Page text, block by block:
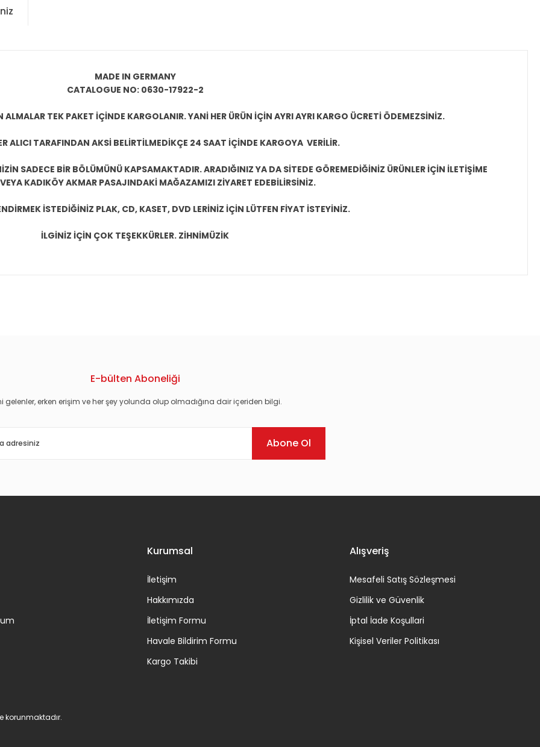
MADE IN GERMANY
CATALOGUE NO: 0630-17922-2
TEK PAKET İÇİNDE KARGOLANIR. YANİ HER ÜRÜN İÇİN AYRI AYRI KARGO ÜCRETİ ÖDEMEZSİNİZ.
ALICI TARAFINDAN AKSİ BELİRTİLMEDİKÇE 24 SAAT İÇİNDE KARGOYA VERİLİR.
SADECE BİR BÖLÜMÜNÜ KAPSAMAKTADIR. ARADIĞINIZ YA DA SİTEDE GÖREMEDİĞİNİZ ÜRÜNLER İÇİN İLETİŞİME
KADIKÖY AKMAR PASAJINDAKİ MAĞAZAMIZI ZİYARET EDEBİLİRSİNİZ.
İSTEDİĞİNİZ PLAK, CD, KASET, DVD LERİNİZ İÇİN LÜTFEN FİYAT İSTEYİNİZ.
İLGİNİZ İÇİN ÇOK TEŞEKKÜRLER. ZİHNİMÜZİK
E-bülten Aboneliği
gelenler, erken erişim ve her şey yolunda olup olmadığına dair içeriden bilgi.
Abone Ol
Kurumsal
İletişim
Hakkımızda
İletişim Formu
Havale Bildirim Formu
Kargo Takibi
Alışveriş
Mesafeli Satış Sözleşmesi
Gizlilik ve Güvenlik
İptal İade Koşullari
Kişisel Veriler Politikası
korunmaktadır.